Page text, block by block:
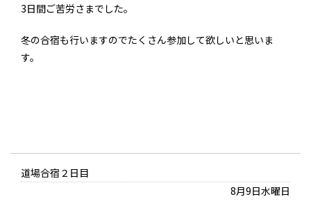
3日間ご苦労さまでした。
冬の合宿も行いますのでたくさん参加して欲しいと思いま
す。
道場合宿２日目
8月9日水曜日